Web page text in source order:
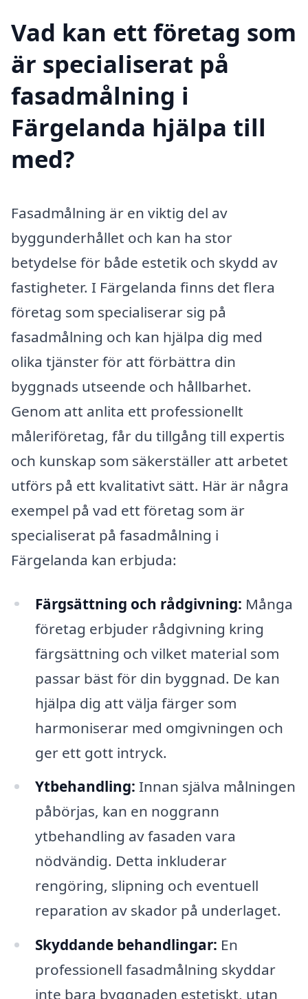
Vad kan ett företag som
är specialiserat på
fasadmålning i
Färgelanda hjälpa till
med?
Fasadmålning är en viktig del av
byggunderhållet och kan ha stor
betydelse för både estetik och skydd av
fastigheter. I Färgelanda finns det flera
företag som specialiserar sig på
fasadmålning och kan hjälpa dig med
olika tjänster för att förbättra din
byggnads utseende och hållbarhet.
Genom att anlita ett professionellt
måleriföretag, får du tillgång till expertis
och kunskap som säkerställer att arbetet
utförs på ett kvalitativt sätt. Här är några
exempel på vad ett företag som är
specialiserat på fasadmålning i
Färgelanda kan erbjuda:
Färgsättning och rådgivning: Många
företag erbjuder rådgivning kring
färgsättning och vilket material som
passar bäst för din byggnad. De kan
hjälpa dig att välja färger som
harmoniserar med omgivningen och
ger ett gott intryck.
Ytbehandling: Innan själva målningen
påbörjas, kan en noggrann
ytbehandling av fasaden vara
nödvändig. Detta inkluderar
rengöring, slipning och eventuell
reparation av skador på underlaget.
Skyddande behandlingar: En
professionell fasadmålning skyddar
inte bara byggnaden estetiskt, utan